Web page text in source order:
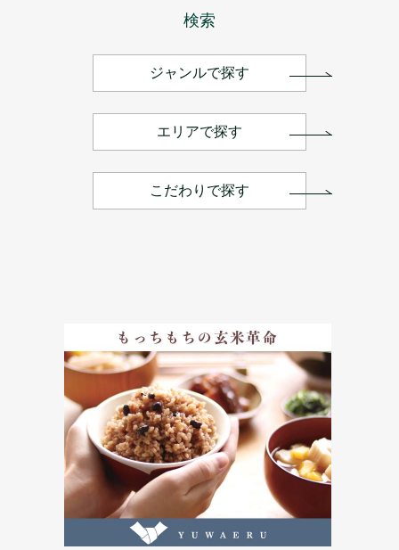
検索
ジャンルで探す
エリアで探す
こだわりで探す